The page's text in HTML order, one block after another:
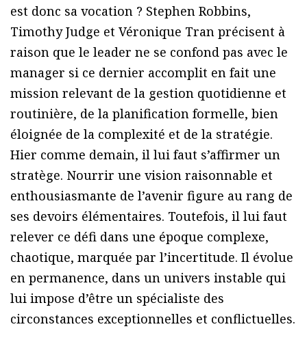
est donc sa vocation ? Stephen Robbins,
Timothy Judge et Véronique Tran précisent à
raison que le leader ne se confond pas avec le
manager si ce dernier accomplit en fait une
mission relevant de la gestion quotidienne et
routinière, de la planification formelle, bien
éloignée de la complexité et de la stratégie.
Hier comme demain, il lui faut s’affirmer un
stratège. Nourrir une vision raisonnable et
enthousiasmante de l’avenir figure au rang de
ses devoirs élémentaires. Toutefois, il lui faut
relever ce défi dans une époque complexe,
chaotique, marquée par l’incertitude. Il évolue
en permanence, dans un univers instable qui
lui impose d’être un spécialiste des
circonstances exceptionnelles et conflictuelles.